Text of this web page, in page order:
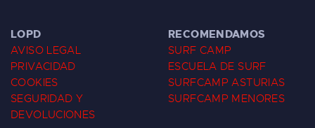
LOPD
AVISO LEGAL
PRIVACIDAD
COOKIES
SEGURIDAD Y
DEVOLUCIONES
RECOMENDAMOS
SURF CAMP
ESCUELA DE SURF
SURFCAMP ASTURIAS
SURFCAMP MENORES